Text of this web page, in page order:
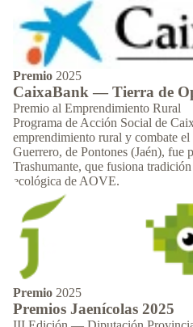
Premio 2025
CaixaBank — Tierra de
Premio al Emprendimiento Rural
Programa de Acción Social de
emprendimiento rural y combate
Guerrero, de Pontones (Jaén), fue
Trashumante, que fusiona
ecológica de AOVE.
Premio 2025
Premios Jaenícolas 2025